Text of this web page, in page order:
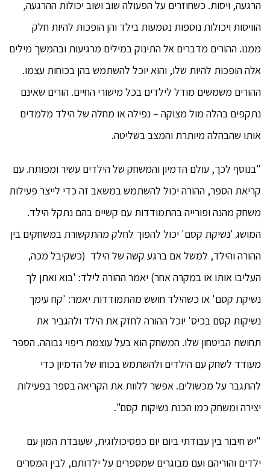
הרגעה, ויסות. כשחוזרים על הפעולה שוב ושוב יכולות ההרגעה,
הוויסות ויכולות נוספות נטמעות בילד והן הופכות להיות חלק
ממנו. ההורים מדברים אל התינוק במילים מרגיעות ובהמשך מילים
אלה הופכות להיות שלו, והוא יוכל להשתמש בהן בכוחות עצמו.
ההורים משמשים מודל לילדים בכל מישורי החיים. הורים שאינם
נתקפים בהלה מול מצוקה – נפילה או מחלה של הילד מלמדים
אותו שהבהלה מיותרת והמצב בשליטה.
"בנוסף לכך, עולם הדמיון והמשחק של הילדים עשיר ומפותח. עם
קריאת הספר, ההורה יכול להשתמש במשאב זה כדי לייצר פעילות
משחק מהנה ופורייה בהתמודדות עם קשיים בהם נתקל הילד.
המושג 'נשיקת קסם' יכול להפוך לחלק מהתקשורת במשחקים בין
ההורה והילד, למשל אם ברגע קשה של הילד (כשקיבל מכה,
העליבו אותו או במקרה אחר) יאמר ההורה לילד: 'בוא ואתן לך
נשיקת קסם' או כשהילד חושש מהתמודדות יאמר: 'קח עימך
נשיקות קסם בכיס' יוכל ההורה לחזק את הילד ולהגביר את
תחושת הביטחון שלו. המשחק הוא בעל עוצמת ריפוי גבוהה. הספר
מעודד לשחק עם הילדים ולהשתמש בכוחו של הדמיון כדי
להתגבר על מכשולים. אפשר ללוות את הקריאה בספר בפעילות
יצירה ומשחק כמו הכנת נשיקות קסם".
"יש חיבור בין עבודתי ביום יום כפסיכולוגית, שעובדת המון עם
ילדים והוריהם ועם מבוגרים שמספרים על ילדותם, לבין המסרים